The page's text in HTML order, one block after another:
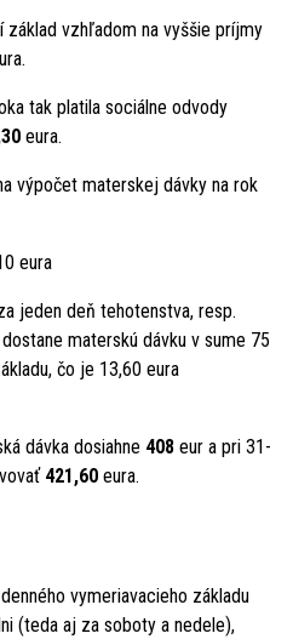
základ vzhľadom na vyššie príjmy
tak platila sociálne odvody
eura.
výpočet materskej dávky na rok
eura
jeden deň tehotenstva, resp.
materskú dávku v sume 75
čo je 13,60 eura
dávka dosiahne 408 eur a pri 31-
421,60 eura.
vymeriavacieho základu
(teda aj za soboty a nedele),